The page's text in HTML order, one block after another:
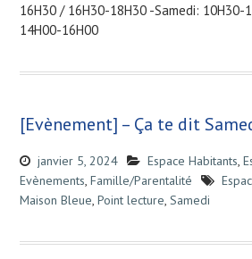
16H30 / 16H30-18H30 -Samedi: 10H30-
14H00-16H00
[Evènement] – Ça te dit
janvier 5, 2024 Espace Habitants,
Evènements, Famille/Parentalité
Maison Bleue, Point lecture, Samedi